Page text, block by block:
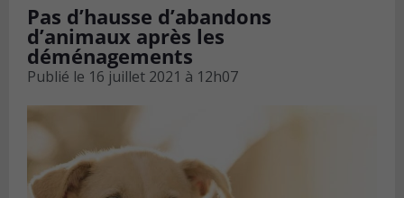
Pas d’hausse d’abandons
d’animaux après les
déménagements
Publié le 16 juillet 2021 à 12h07